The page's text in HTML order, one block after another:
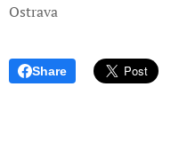
Ostrava
Share